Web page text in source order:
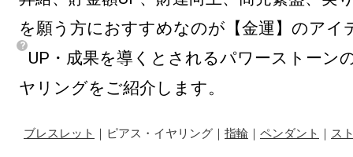
を願う方におすすめなのが【金運】のアイ
UP・成果を導くとされるパワーストーン
ヤリングをご紹介します。
ブレスレット ｜ピアス・イヤリング｜ 指輪 ｜ ペンダント ｜ ス